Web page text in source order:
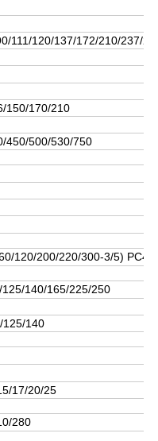
111/120/137/172/210/237/
150/170/210
450/500/530/750
120/200/220/300-3/5)
140/165/225/250
125/140
17/20/25
280